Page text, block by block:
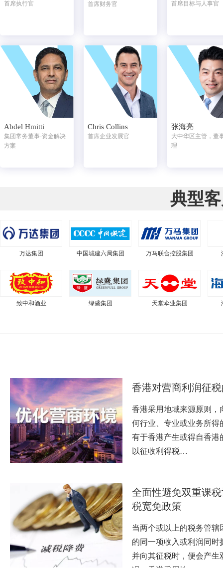
首席执行官 首席财务官 首席目标与人事官
Abdel Hmitti
集团常务董事-资金解决
方案
Chris Collins
首席企业发展官
张海亮
大中华区主管，董
理
典型
万达集团 中国城建六局集团 万马联合控股集团
致中和酒业 绿盛集团 天堂伞业集团
香港对营商利润征
香港采用地域来源原则，
何行业、专业或业务所得
有于香港产生或得自香港
以征收利得税…
全面性避免双重课
税宽免政策
当两个或以上的税务管辖
的同一项收入或利润同时
并向其征税时，便会产生
况。香港采用地…